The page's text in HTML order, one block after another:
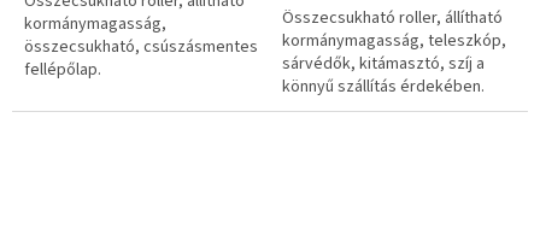
csillag.
kormánymagasság,
összecsukható, csúszásmentes
fellépőlap.
Összecsukható roller, állítható
kormánymagasság, teleszkóp,
sárvédők, kitámasztó, szíj a
könnyű szállítás érdekében.